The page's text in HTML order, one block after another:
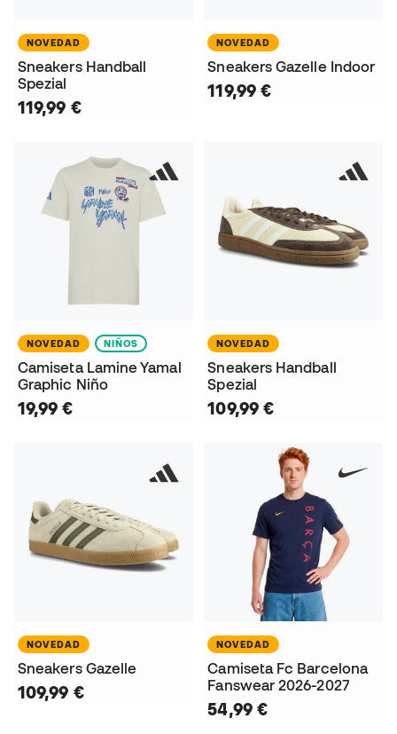
NOVEDAD
Sneakers Handball
Spezial
119,99 €
NOVEDAD
Sneakers Gazelle Indoor
119,99 €
NOVEDAD NIÑOS
Camiseta Lamine Yamal
Graphic Niño
19,99 €
NOVEDAD
Sneakers Handball
Spezial
109,99 €
NOVEDAD
Sneakers Gazelle
109,99 €
NOVEDAD
Camiseta Fc Barcelona
Fanswear 2026-2027
54,99 €